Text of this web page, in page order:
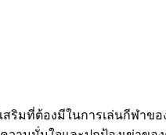
มที่ต้องมีในการเล่นกีฬา